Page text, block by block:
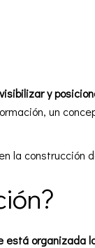
visibilizar y
un
la construcción
organizada